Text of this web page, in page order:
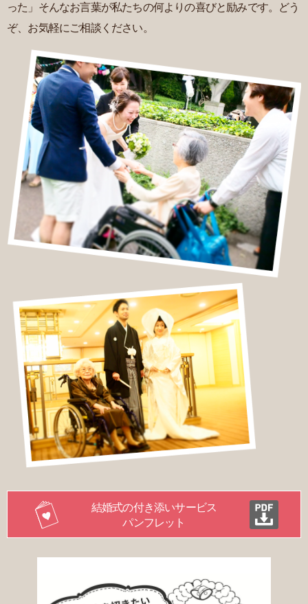
った」 そんなお言葉が私たちの何よりの喜びと励みです。
どう
ぞ、お気軽にご相談ください。
結婚式の付き添いサービス
パンフレット